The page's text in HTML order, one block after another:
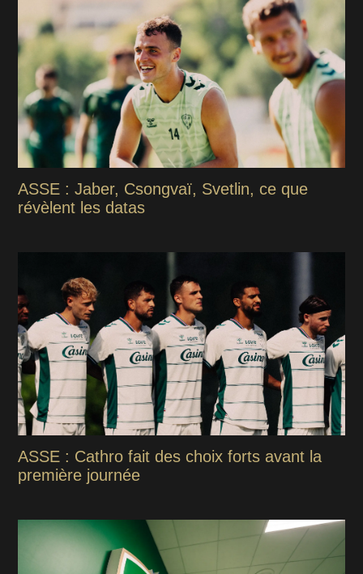
ASSE : Jaber, Csongvaï, Svetlin, ce que
révèlent les datas
ASSE : Cathro fait des choix forts avant la
première journée